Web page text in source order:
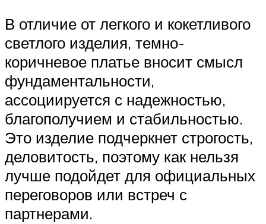
В отличие от легкого и кокетливого
светлого изделия, темно-
коричневое платье вносит смысл
фундаментальности,
ассоциируется с надежностью,
благополучием и стабильностью.
Это изделие подчеркнет строгость,
деловитость, поэтому как нельзя
лучше подойдет для официальных
переговоров или встреч с
партнерами.